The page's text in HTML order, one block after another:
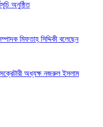
অনুষ্ঠিত
মিফতাহ্ সিদ্দিকী বলেছেন
সেক্রেটারী অধ্যক্ষ নজরুল ইসলাম